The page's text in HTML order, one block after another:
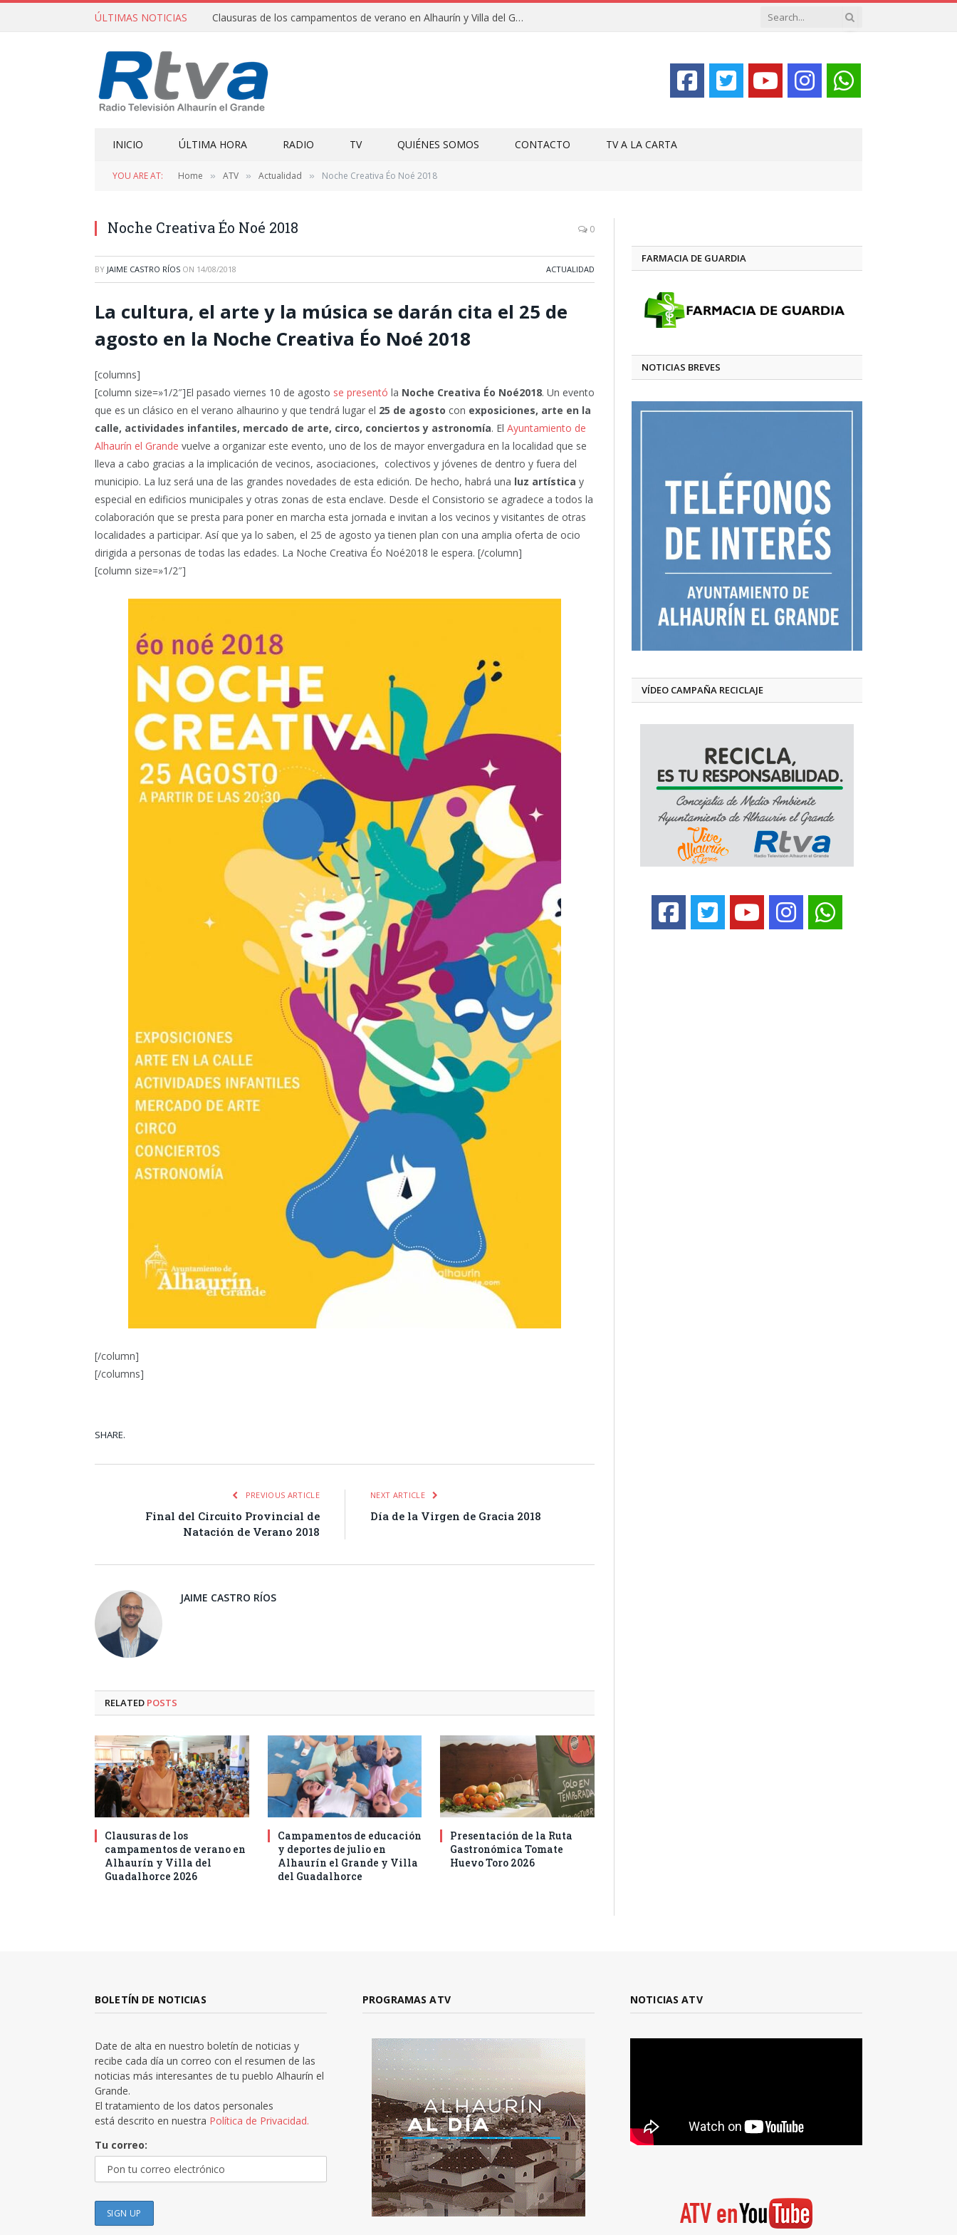
ÚLTIMAS NOTICIAS Clausuras de los campamentos de verano en Alhaurín y Villa del Guadalhorce 2026
INICIO ÚLTIMA HORA RADIO TV QUIÉNES SOMOS CONTACTO TV A LA CARTA
YOU ARE AT: Home » ATV » Actualidad » Noche Creativa Éo Noé 2018
Noche Creativa Éo Noé 2018 0
BY JAIME CASTRO RÍOS ON 14/08/2018 ACTUALIDAD
La cultura, el arte y la música se darán cita el 25 de
agosto en la Noche Creativa Éo Noé 2018
[columns]
[column size=»1/2″]El pasado viernes 10 de agosto se presentó la Noche Creativa Éo Noé2018. Un evento
que es un clásico en el verano alhaurino y que tendrá lugar el 25 de agosto con exposiciones, arte en la
calle, actividades infantiles, mercado de arte, circo, conciertos y astronomía. El Ayuntamiento de
Alhaurín el Grande vuelve a organizar este evento, uno de los de mayor envergadura en la localidad que se
lleva a cabo gracias a la implicación de vecinos, asociaciones, colectivos y jóvenes de dentro y fuera del
municipio. La luz será una de las grandes novedades de esta edición. De hecho, habrá una luz artística y
especial en edificios municipales y otras zonas de esta enclave. Desde el Consistorio se agradece a todos la
colaboración que se presta para poner en marcha esta jornada e invitan a los vecinos y visitantes de otras
localidades a participar. Así que ya lo saben, el 25 de agosto ya tienen plan con una amplia oferta de ocio
dirigida a personas de todas las edades. La Noche Creativa Éo Noé2018 le espera. [/column]
[column size=»1/2″]
[/column]
[/columns]
SHARE.
PREVIOUS ARTICLE
Final del Circuito Provincial de
Natación de Verano 2018
NEXT ARTICLE
Día de la Virgen de Gracia 2018
JAIME CASTRO RÍOS
RELATED POSTS
Clausuras de los
campamentos de verano en
Alhaurín y Villa del
Guadalhorce 2026
Campamentos de educación
y deportes de julio en
Alhaurín el Grande y Villa
del Guadalhorce
Presentación de la Ruta
Gastronómica Tomate
Huevo Toro 2026
FARMACIA DE GUARDIA
NOTICIAS BREVES
VÍDEO CAMPAÑA RECICLAJE
BOLETÍN DE NOTICIAS
Date de alta en nuestro boletín de noticias y
recibe cada día un correo con el resumen de las
noticias más interesantes de tu pueblo Alhaurín el
Grande.
El tratamiento de los datos personales
está descrito en nuestra Política de Privacidad.
Tu correo:
PROGRAMAS ATV NOTICIAS ATV